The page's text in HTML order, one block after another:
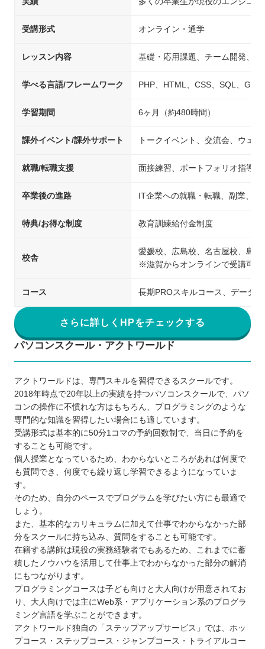
受講形式 オンライン・通学
レッスン内容 基礎・応用課題、チーム開発、自
学べる言語/フレームワーク PHP、HTML、CSS、SQL、Git
学習期間 6ヶ月（約480時間）
課外イベント/課外サポート トークイベント、交流会、ウェ
就職/転職支援 面接練習、ポートフォリオ指導
卒業後の進路 IT企業への就職・転職、副業、
特典/お得な制度 教育訓練給付金制度
校舎
愛媛校、広島校、名古屋校、島根
※滋賀からオンラインで受講可能
コース 長期PROスキルコース、データ
さらに詳しくHPをチェックする
パソコンスクール・アクトワールド
アクトワールドは、専門スキルを習得できるスクールです。
2018年時点で20年以上の実績を持つパソコンスクールで、パソ
コンの操作に不慣れな方はもちろん、プログラミングのような
専門的な知識を習得したい場合にも適しています。
受講形式は基本的に50分1コマの予約回数制で、当日に予約を
することも可能です。
個人授業となっているため、わからないところがあれば何度で
も質問でき、何度でも繰り返し学習できるようになっていま
す。
そのため、自分のペースでプログラムを学びたい方にも最適で
しょう。
また、基本的なカリキュラムに加えて仕事でわからなかった部
分をスクールに持ち込み、質問をすることも可能です。
在籍する講師は現役の実務経験者でもあるため、これまでに蓄
積したノウハウを活用して仕事上でわからなかった部分の解消
にもつながります。
プログラミングコースは子ども向けと大人向けが用意されてお
り、大人向けでは主にWeb系・アプリケーション系のプログラ
ミング言語を学ぶことができます。
アクトワールド独自の「ステップアップサービス」では、ホッ
プコース・ステップコース・ジャンプコース・トライアルコー